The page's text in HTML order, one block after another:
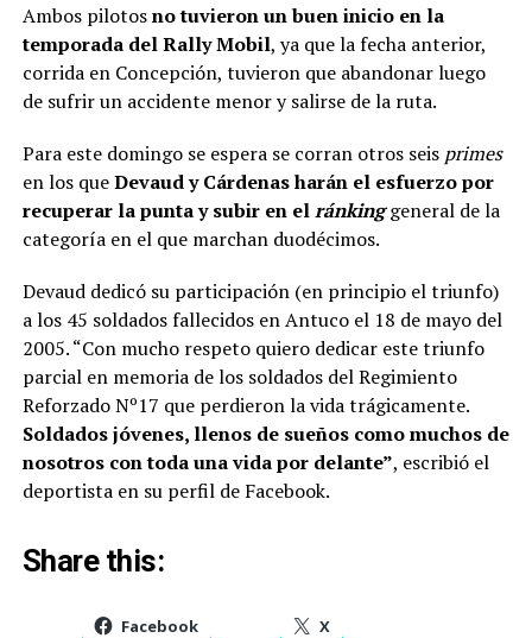
Ambos pilotosno tuvieron un buen inicio en la
temporada del Rally Mobil, ya que la fecha anterior,
corrida en Concepción, tuvieron que abandonar luego
de sufrir un accidente menor y salirse de la ruta.
Para este domingo se espera se corran otros seis primes
en los queDevaud y Cárdenas harán el esfuerzo por
recuperar la punta y subir en elránkinggeneral de la
categoría en el que marchan duodécimos.
Devaud dedicó su participación (en principio el triunfo)
a los 45 soldados fallecidos en Antuco el 18 de mayo del
2005. “Con mucho respeto quiero dedicar este triunfo
parcial en memoria de los soldados del Regimiento
Reforzado Nº17 que perdieron la vida trágicamente.
Soldados jóvenes, llenos de sueños como muchos de
nosotros con toda una vida por delante”, escribió el
deportista en su perfil de Facebook.
Share this:
Facebook X